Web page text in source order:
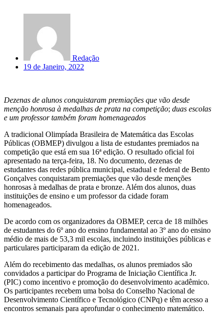
Redação
19 de Janeiro, 2022
Dezenas de alunos conquistaram premiações que vão desde
menção honrosa à medalhas de prata na competição; duas escolas
e um professor também foram homenageados
A tradicional Olimpíada Brasileira de Matemática das Escolas
Públicas (OBMEP) divulgou a lista de estudantes premiados na
competição que está em sua 16ª edição. O resultado oficial foi
apresentado na terça-feira, 18. No documento, dezenas de
estudantes das redes pública municipal, estadual e federal de Bento
Gonçalves conquistaram premiações que vão desde menções
honrosas à medalhas de prata e bronze. Além dos alunos, duas
instituições de ensino e um professor da cidade foram
homenageados.
De acordo com os organizadores da OBMEP, cerca de 18 milhões
de estudantes do 6º ano do ensino fundamental ao 3º ano do ensino
médio de mais de 53,3 mil escolas, incluindo instituições públicas e
particulares participaram da edição de 2021.
Além do recebimento das medalhas, os alunos premiados são
convidados a participar do Programa de Iniciação Científica Jr.
(PIC) como incentivo e promoção do desenvolvimento acadêmico.
Os participantes recebem uma bolsa do Conselho Nacional de
Desenvolvimento Científico e Tecnológico (CNPq) e têm acesso a
encontros semanais para aprofundar o conhecimento matemático.